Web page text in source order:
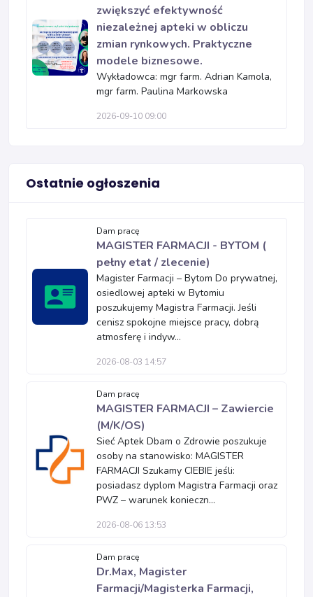
zwiększyć efektywność
niezależnej apteki w obliczu
zmian rynkowych. Praktyczne
modele biznesowe.
Wykładowca: mgr farm. Adrian Kamola,
mgr farm. Paulina Markowska
2026-09-10 09:00
Ostatnie ogłoszenia
Dam pracę
MAGISTER FARMACJI - BYTOM (
pełny etat / zlecenie)
Magister Farmacji – Bytom Do prywatnej,
osiedlowej apteki w Bytomiu
poszukujemy Magistra Farmacji. Jeśli
cenisz spokojne miejsce pracy, dobrą
atmosferę i indyw...
2026-08-03 14:57
Dam pracę
MAGISTER FARMACJI – Zawiercie
(M/K/OS)
Sieć Aptek Dbam o Zdrowie poszukuje
osoby na stanowisko: MAGISTER
FARMACJI Szukamy CIEBIE jeśli:
posiadasz dyplom Magistra Farmacji oraz
PWZ – warunek konieczn...
2026-08-06 13:53
Dam pracę
Dr.Max, Magister
Farmacji/Magisterka Farmacji,